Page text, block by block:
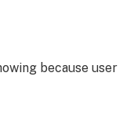
because user